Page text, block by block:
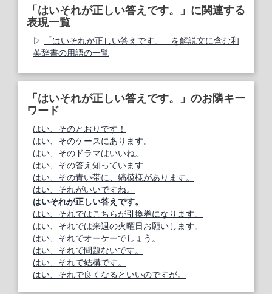
「はいそれが正しい答えです。」に関連する
表現一覧
「はいそれが正しい答えです。」を解説文に含む和
英辞書の用語の一覧
「はいそれが正しい答えです。」のお隣キー
ワード
はい、そのとおりです！
はい、そのケースにあります。
はい、そのドラマはいいね。
はい、その答え知っています
はい、その青い帯に、縞模様があります。
はい、それがいいですね。
はいそれが正しい答えです。
はい、それではこちらが引換券になります。
はい、それでは来週の火曜日お願いします。
はい、それでオーケーでしょう。
はい、それで問題ないです。
はい、それで結構です。
はい、それで良くなるといいのですが。